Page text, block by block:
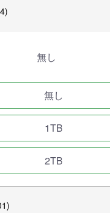
無し
無し
1TB
2TB